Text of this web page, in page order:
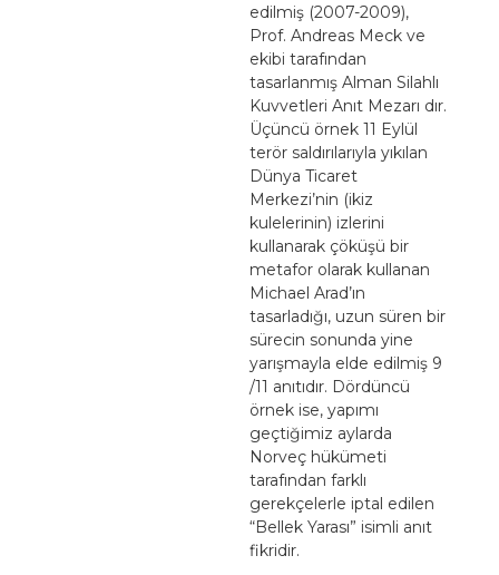
edilmiş (2007-2009),
Prof. Andreas Meck ve
ekibi tarafından
tasarlanmış Alman Silahlı
Kuvvetleri Anıt Mezarı dır.
Üçüncü örnek 11 Eylül
terör saldırılarıyla yıkılan
Dünya Ticaret
Merkezi’nin (ikiz
kulelerinin) izlerini
kullanarak çöküşü bir
metafor olarak kullanan
Michael Arad’ın
tasarladığı, uzun süren bir
sürecin sonunda yine
yarışmayla elde edilmiş 9
/11 anıtıdır. Dördüncü
örnek ise, yapımı
geçtiğimiz aylarda
Norveç hükümeti
tarafından farklı
gerekçelerle iptal edilen
“Bellek Yarası” isimli anıt
fikridir.